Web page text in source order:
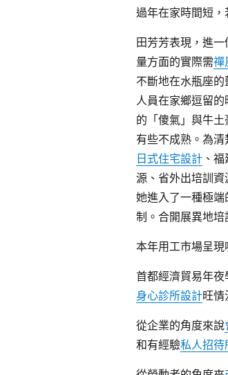
過年在家時間短，
田芳芳表現，進
量方面的實際需禪
不斷地在水瓶座
人員在家鄉逗留的
的「傻氣」與牛
有些不成熟。為清
日式住宅設計 、
源、省外出培訓
她進入了一種極端
制。合開展異地
本年用工市場呈
首都經濟貿易年
身心診所設計旺情
從企業的角度來說
和有經驗私人招待